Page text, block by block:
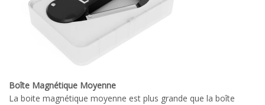
Boîte Magnétique Moyenne
La boite magnétique moyenne est plus grande que la boîte